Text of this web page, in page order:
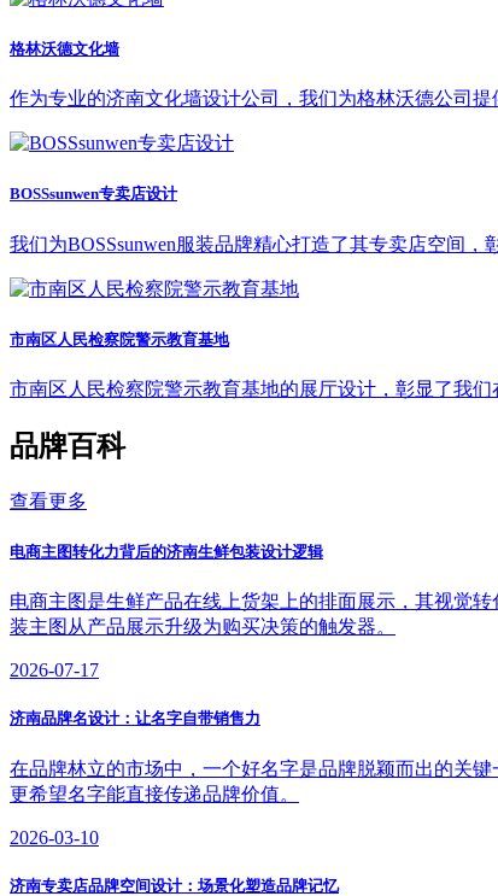
格林沃德文化墙
作为专业的济南文化墙设计公司，我们为格林沃德公司提
BOSSsunwen专卖店设计
我们为BOSSsunwen服装品牌精心打造了其专卖店空间，
市南区人民检察院警示教育基地
市南区人民检察院警示教育基地的展厅设计，彰显了我
品牌百科
查看更多
电商主图转化力背后的济南生鲜包装设计逻辑
电商主图是生鲜产品在线上货架上的排面展示，其视觉
装主图从产品展示升级为购买决策的触发器。
2026-07-17
济南品牌名设计：让名字自带销售力
在品牌林立的市场中，一个好名字是品牌脱颖而出的关
更希望名字能直接传递品牌价值。
2026-03-10
济南专卖店品牌空间设计：场景化塑造品牌记忆